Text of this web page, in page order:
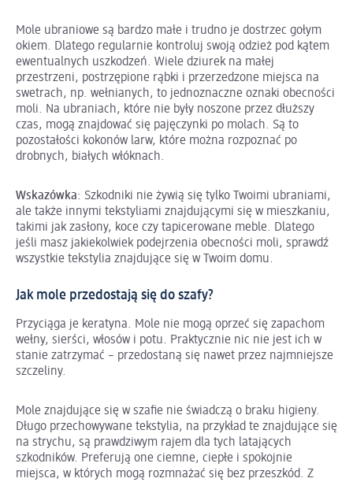
Mole ubraniowe są bardzo małe i trudno je dostrzec gołym
okiem. Dlatego regularnie kontroluj swoją odzież pod kątem
ewentualnych uszkodzeń. Wiele dziurek na małej
przestrzeni, postrzępione rąbki i przerzedzone miejsca na
swetrach, np. wełnianych, to jednoznaczne oznaki obecności
moli. Na ubraniach, które nie były noszone przez dłuższy
czas, mogą znajdować się pajęczynki po molach. Są to
pozostałości kokonów larw, które można rozpoznać po
drobnych, białych włóknach.
Wskazówka: Szkodniki nie żywią się tylko Twoimi ubraniami,
ale także innymi tekstyliami znajdującymi się w mieszkaniu,
takimi jak zasłony, koce czy tapicerowane meble. Dlatego
jeśli masz jakiekolwiek podejrzenia obecności moli, sprawdź
wszystkie tekstylia znajdujące się w Twoim domu.
Jak mole przedostają się do szafy?
Przyciąga je keratyna. Mole nie mogą oprzeć się zapachom
wełny, sierści, włosów i potu. Praktycznie nic nie jest ich w
stanie zatrzymać – przedostaną się nawet przez najmniejsze
szczeliny.
Mole znajdujące się w szafie nie świadczą o braku higieny.
Długo przechowywane tekstylia, na przykład te znajdujące się
na strychu, są prawdziwym rajem dla tych latających
szkodników. Preferują one ciemne, ciepłe i spokojnie
miejsca, w których mogą rozmnażać się bez przeszkód. Z